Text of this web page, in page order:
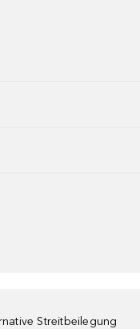
Streitbeilegung